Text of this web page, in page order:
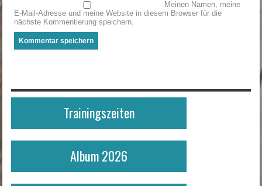
Meinen Namen, meine
E-Mail-Adresse und meine Website in diesem Browser für die
nächste Kommentierung speichern.
Trainingszeiten
Album 2026